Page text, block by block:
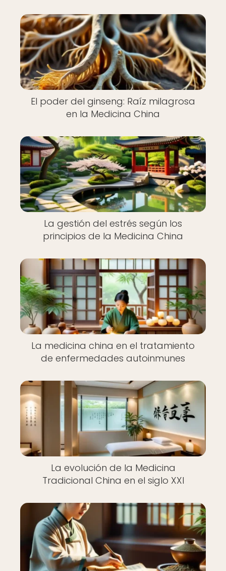
El poder del ginseng: Raíz milagrosa
en la Medicina China
La gestión del estrés según los
principios de la Medicina China
La medicina china en el tratamiento
de enfermedades autoinmunes
La evolución de la Medicina
Tradicional China en el siglo XXI